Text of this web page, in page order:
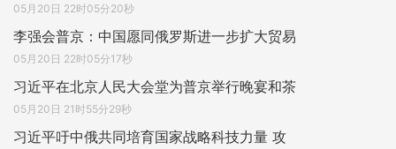
05月20日 22时05分20秒
李强会普京：中国愿同俄罗斯进一步扩大贸易
05月20日 22时05分17秒
习近平在北京人民大会堂为普京举行晚宴和茶
05月20日 21时55分29秒
习近平吁中俄共同培育国家战略科技力量 攻